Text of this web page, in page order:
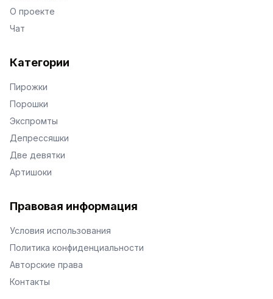
О проекте
Чат
Категории
Пирожки
Порошки
Экспромты
Депрессяшки
Две девятки
Артишоки
Правовая информация
Условия использования
Политика конфиденциальности
Авторские права
Контакты